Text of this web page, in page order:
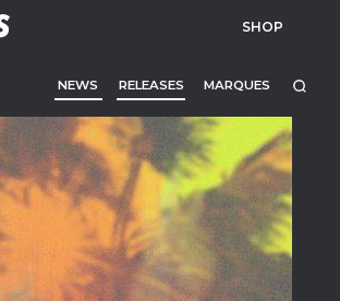
SHOP
NEWS RELEASES MARQUES